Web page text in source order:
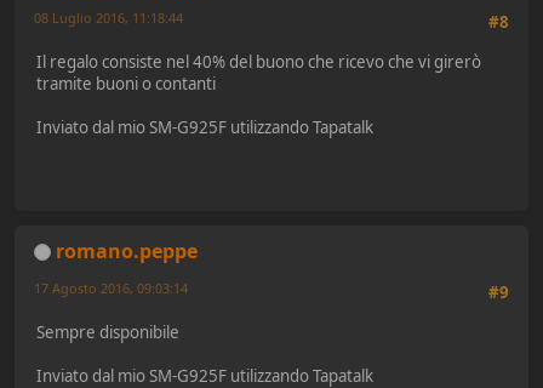
#8
08 Luglio 2016, 11:18:44
Il regalo consiste nel 40% del buono che ricevo che vi girerò
tramite buoni o contanti
Inviato dal mio SM-G925F utilizzando Tapatalk
romano.peppe
#9
17 Agosto 2016, 09:03:14
Sempre disponibile
Inviato dal mio SM-G925F utilizzando Tapatalk